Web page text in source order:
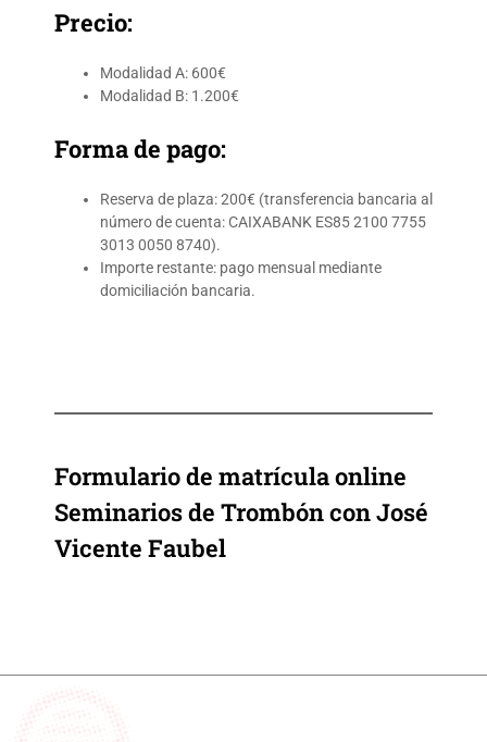
Precio:
Modalidad A: 600€
Modalidad B: 1.200€
Forma de pago:
Reserva de plaza: 200€ (transferencia bancaria al
número de cuenta: CAIXABANK ES85 2100 7755
3013 0050 8740).
Importe restante: pago mensual mediante
domiciliación bancaria.
Formulario de matrículaonline
Seminarios de Trombón con José
Vicente Faubel